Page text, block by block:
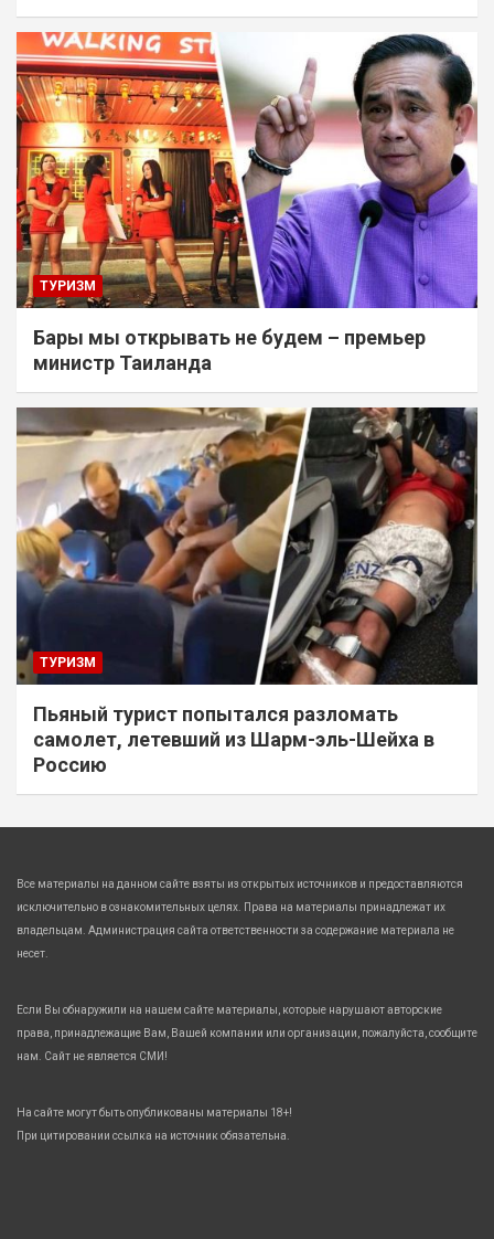
ТУРИЗМ
Бары мы открывать не будем – премьер
министр Таиланда
ТУРИЗМ
Пьяный турист попытался разломать
самолет, летевший из Шарм-эль-Шейха в
Россию
Все материалы на данном сайте взяты из открытых источников и предоставляются
исключительно в ознакомительных целях. Права на материалы принадлежат их
владельцам. Администрация сайта ответственности за содержание материала не
несет.
Если Вы обнаружили на нашем сайте материалы, которые нарушают авторские
права, принадлежащие Вам, Вашей компании или организации, пожалуйста, сообщите
нам. Сайт не является СМИ!
На сайте могут быть опубликованы материалы 18+!
При цитировании ссылка на источник обязательна.